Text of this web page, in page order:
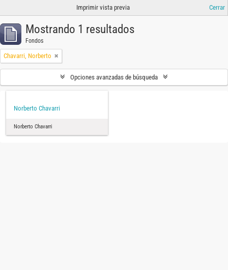
Imprimir vista previa Cerrar
Mostrando 1 resultados
Fondos
Chavarri, Norberto
Opciones avanzadas de búsqueda
Norberto Chavarri
Norberto Chavarri